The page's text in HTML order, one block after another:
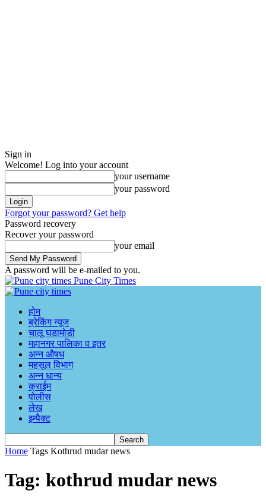
Sign in
Welcome! Log into your account
your username
your password
Forgot your password? Get help
Password recovery
Recover your password
your email
A password will be e-mailed to you.
Pune City Times
होम
ब्रेकिंग न्यूज
चालू घडामोडी
महानगर पालिका व इतर
अन्न औषध
महसूल विभाग
अन्न धान्य
क्राईम
पोलीस
लेख
इम्पैक्ट
Home Tags Kothrud mudar news
Tag: kothrud mudar news